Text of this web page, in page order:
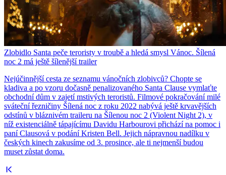
Zlobidlo Santa peče teroristy v troubě a hledá smysl Vánoc. Šílená
noc 2 má ještě šílenější trailer
Nejúčinnější cesta ze seznamu vánočních zlobivců? Chopte se
kladiva a po vzoru dočasně penalizovaného Santa Clause vymlaťte
obchodní dům v zajetí mstivých teroristů. Filmové pokračování milé
sváteční řezničiny Šílená noc z roku 2022 nabývá ještě krvavějších
odstínů v bláznivém traileru na Šílenou noc 2 (Violent Night 2), v
níž existenciálně tápajícímu Davidu Harbourovi přichází na pomoc i
paní Clausová v podání Kristen Bell. Jejich nápravnou nadílku v
českých kinech zakusíme od 3. prosince, ale ti nejmenší budou
muset zůstat doma.